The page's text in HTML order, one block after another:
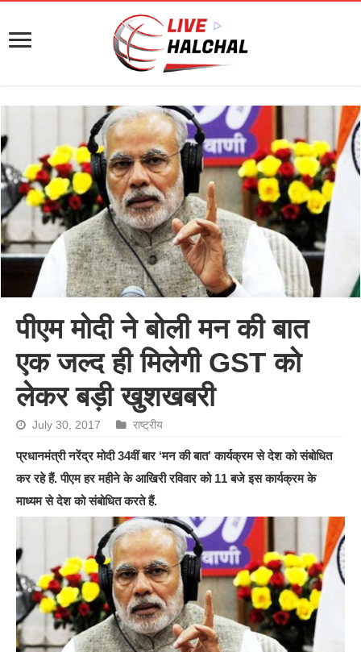
पीएम मोदी ने बोली मन की बात
एक जल्द ही मिलेगी GST को
लेकर बड़ी खुशखबरी
July 30, 2017 राष्ट्रीय
प्रधानमंत्री नरेंद्र मोदी 34वीं बार ‘मन की बात’ कार्यक्रम से देश को संबोधित
कर रहे हैं. पीएम हर महीने के आखिरी रविवार को 11 बजे इस कार्यक्रम के
माध्यम से देश को संबोधित करते हैं.